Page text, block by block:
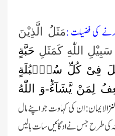
مَثَلُ الَّذِیْنَ
اللّٰهِ كَمَثَل ِ حَبَّةٍ
فِیْ كُلِّ سُنْۢبُلَةٍ
لِمَنْ یَّشَآءُؕ-وَ اللّٰهُ
لایمان: ان کی کہاوت جو اپنے مال
کی طرح جس نے اوگائیں سات بالیں